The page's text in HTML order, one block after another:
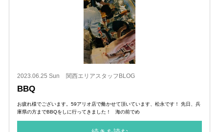
2023.06.25 Sun 関西エリアスタッフBLOG
BBQ
お疲れ様でございます。59アリオ店で働かせて頂いています、松永です！ 先日、兵
庫県の方までBBQをしに行ってきました！ 海の前でめ